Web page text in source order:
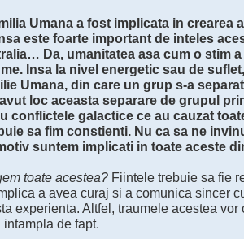
Umana a fost implicata in crearea
este foarte important de inteles
Da, umanitatea asa cum o stim
Insa la nivel energetic sau de
Umana, din care un grup s-a
loc aceasta separare de grupul
conflictele galactice ce au cauzat
sa fim constienti. Nu ca sa ne
suntem implicati in toate aceste
toate acestea?Fiintele trebuie sa fie
a avea curaj si a comunica sincer
experienta. Altfel, traumele acestea
de fapt.